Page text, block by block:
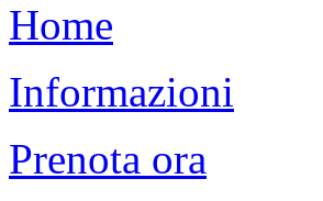
Home
Informazioni
Prenota ora